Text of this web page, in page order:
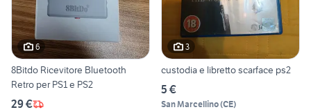
6
8Bitdo Ricevitore Bluetooth
Retro per PS1 e PS2
29 €
3
custodia e libretto scarface ps2
5 €
San Marcellino(CE)